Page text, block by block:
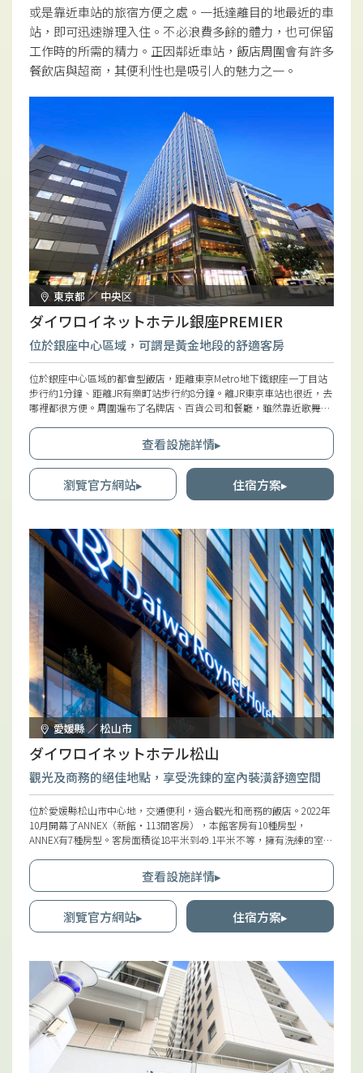
或是靠近車站的旅宿方便之處。一抵達離目的地最近的車
站，即可迅速辦理入住。不必浪費多餘的體力，也可保留
工作時的所需的精力。正因鄰近車站，飯店周圍會有許多
餐飲店與超商，其便利性也是吸引人的魅力之一。
東京都 ／ 中央区
ダイワロイネットホテル銀座PREMIER
位於銀座中心區域，可謂是黃金地段的舒適客房
位於銀座中心區域的都會型飯店，距離東京Metro地下鐵銀座一丁目站
步行約1分鐘、距離JR有樂町站步行約8分鐘。離JR東京車站也很近，去
哪裡都很方便。周圍遍布了名牌店、百貨公司和餐廳，雖然靠近歌舞伎
點。所有客房即使打開行李箱也有足夠的空間餘裕，同時配置了優質的
備品。早餐部分是以“飯店早餐”的形象所打造的「日式兼西式自助
餐」，提供沙拉吧、雞蛋料理等標準菜單，還有日式小菜、白飯、味噌
查看設施詳情▸
瀏覽官方網站▸ 住宿方案▸
愛媛縣 ／ 松山市
ダイワロイネットホテル松山
觀光及商務的絕佳地點，享受洗鍊的室內裝潢舒適空間
位於愛媛縣松山市中心地，交通便利，適合觀光和商務的飯店。2022年
10月開幕了ANNEX（新館・113間客房），本館客房有10種房型，
ANNEX有7種房型。客房面積從18平米到49.1平米不等，擁有洗練的室內
格），並有配置按摩椅的客房。ANNEX全館禁菸。
查看設施詳情▸
瀏覽官方網站▸ 住宿方案▸